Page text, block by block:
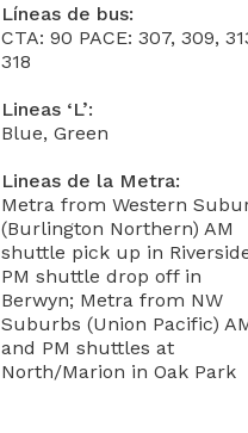
Líneas de bus:
CTA: 90 PACE: 307, 309,
318
Lineas ‘L’:
Blue, Green
Lineas de la Metra:
Metra from Western
(Burlington Northern) AM
shuttle pick up in
PM shuttle drop off in
Berwyn; Metra from NW
Suburbs (Union Pacific)
and PM shuttles at
North/Marion in Oak Park